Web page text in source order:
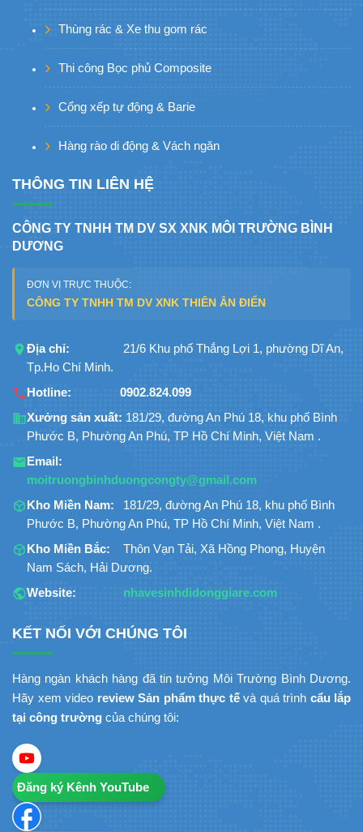
Thùng rác & Xe thu gom rác
Thi công Bọc phủ Composite
Cổng xếp tự động & Barie
Hàng rào di động & Vách ngăn
THÔNG TIN LIÊN HỆ
CÔNG TY TNHH TM DV SX XNK MÔI TRƯỜNG BÌNH
DƯƠNG
ĐƠN VỊ TRỰC THUỘC:
CÔNG TY TNHH TM DV XNK THIÊN ÂN ĐIỂN
Địa chỉ:
21/6 Khu phố Thắng Lợi 1, phường Dĩ An,
Tp.Ho Chí Minh.
Hotline:
0902.824.099
Xưởng sản xuất: 181/29, đường An Phú 18, khu phố Bình
Phước B, Phường An Phú, TP Hồ Chí Minh, Việt Nam .
Email:
moitruongbinhduongcongty@gmail.com
Kho Miền Nam:
181/29, đường An Phú 18, khu phố Bình
Phước B, Phường An Phú, TP Hồ Chí Minh, Việt Nam .
Kho Miền Bắc:
Thôn Vạn Tải, Xã Hồng Phong, Huyện
Nam Sách, Hải Dương.
Website:
nhavesinhdidonggiare.com
KẾT NỐI VỚI CHÚNG TÔI
Hàng ngàn khách hàng đã tin tưởng Môi Trường Bình Dương.
Hãy xem video review Sản phẩm thực tếvà quá trình cẩu lắp
tại công trường của chúng tôi:
Đăng ký Kênh YouTube